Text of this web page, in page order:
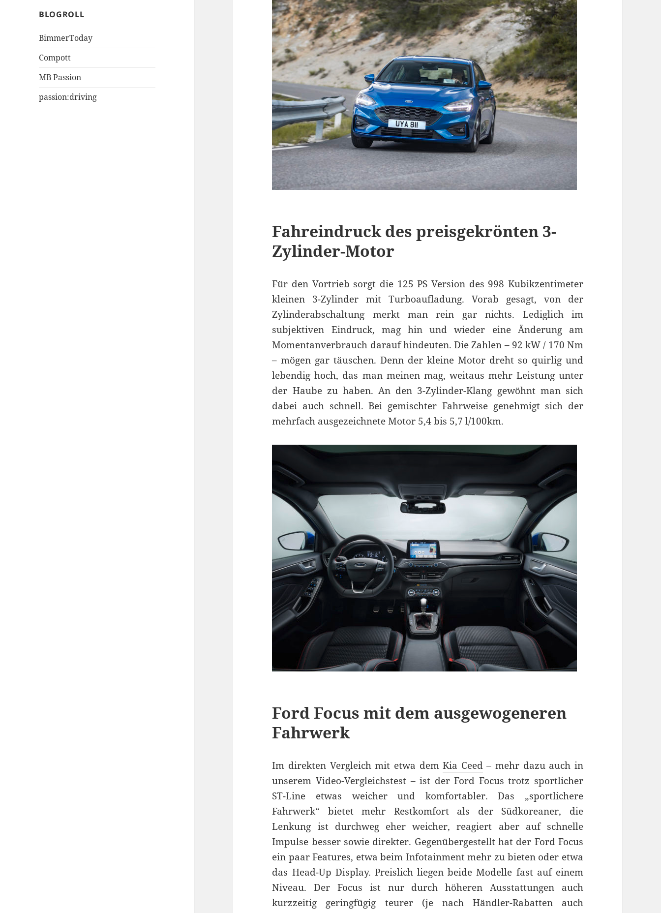
BLOGROLL
BimmerToday
Compott
MB Passion
passion:driving
Fahreindruck des preisgekrönten 3-
Zylinder-Motor
Für den Vortrieb sorgt die 125 PS Version des 998 Kubikzentimeter
kleinen 3-Zylinder mit Turboaufladung. Vorab gesagt, von der
Zylinderabschaltung merkt man rein gar nichts. Lediglich im
subjektiven Eindruck, mag hin und wieder eine Änderung am
Momentanverbrauch darauf hindeuten. Die Zahlen – 92 kW / 170 Nm
– mögen gar täuschen. Denn der kleine Motor dreht so quirlig und
lebendig hoch, das man meinen mag, weitaus mehr Leistung unter
der Haube zu haben. An den 3-Zylinder-Klang gewöhnt man sich
dabei auch schnell. Bei gemischter Fahrweise genehmigt sich der
mehrfach ausgezeichnete Motor 5,4 bis 5,7 l/100km.
Ford Focus mit dem ausgewogeneren
Fahrwerk
Im direkten Vergleich mit etwa demKia Ceed– mehr dazu auch in
unserem Video-Vergleichstest – ist der Ford Focus trotz sportlicher
ST-Line etwas weicher und komfortabler. Das „sportlichere
Fahrwerk“ bietet mehr Restkomfort als der Südkoreaner, die
Lenkung ist durchweg eher weicher, reagiert aber auf schnelle
Impulse besser sowie direkter. Gegenübergestellt hat der Ford Focus
ein paar Features, etwa beim Infotainment mehr zu bieten oder etwa
das Head-Up Display. Preislich liegen beide Modelle fast auf einem
Niveau. Der Focus ist nur durch höheren Ausstattungen auch
kurzzeitig geringfügig teurer (je nach Händler-Rabatten auch